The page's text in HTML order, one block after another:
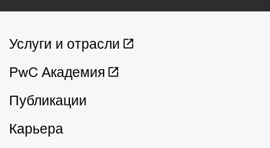
Услуги и отрасли
PwC Академия
Публикации
Карьера